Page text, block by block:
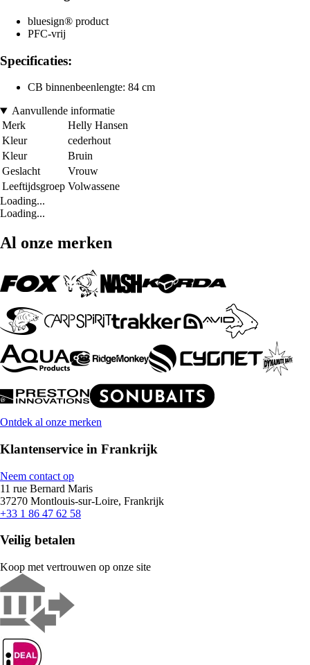
bluesign® product
PFC-vrij
Specificaties:
CB binnenbeenlengte: 84 cm
Aanvullende informatie
Merk
Helly Hansen
Kleur
cederhout
Kleur
Bruin
Geslacht
Vrouw
Leeftijdsgroep Volwassene
Loading...
Loading...
Al onze merken
Ontdek al onze merken
Klantenservice in Frankrijk
Neem contact op
11 rue Bernard Maris
37270 Montlouis-sur-Loire, Frankrijk
+33 1 86 47 62 58
Veilig betalen
Koop met vertrouwen op onze site